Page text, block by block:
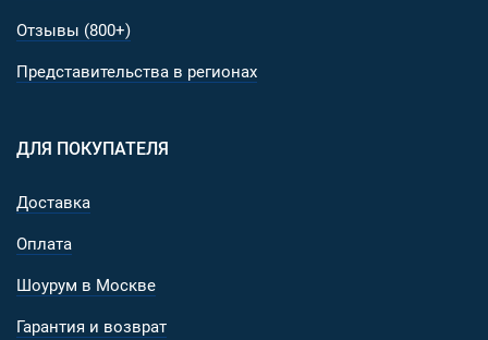
идеально подходящее для повседневного ношения,
экстренных ситуаций!
Отзывы (800+)
Представительства в регионах
ДЛЯ ПОКУПАТЕЛЯ
Доставка
Оплата
Шоурум в Москве
Гарантия и возврат